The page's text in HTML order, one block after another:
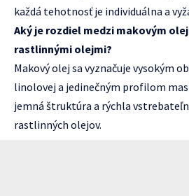
každá tehotnosť je individuálna a
Aký je rozdiel medzi makovým
rastlinnými olejmi?
Makový olej sa vyznačuje vysokým
linolovej a jedinečným profilom
jemná štruktúra a rýchla
rastlinných olejov.